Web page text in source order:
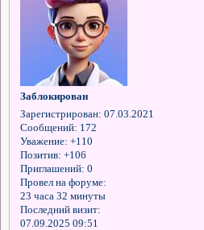
Заблокирован
Зарегистрирован: 07.03.2021
Сообщений: 172
Уважение: +110
Позитив: +106
Приглашений: 0
Провел на форуме:
23 часа 32 минуты
Последний визит:
07.09.2025 09:51